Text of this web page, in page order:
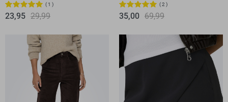
1
23,95 29,99
2
35,00 69,99